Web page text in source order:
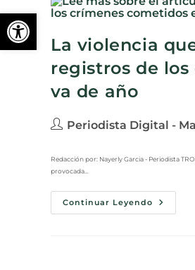
Abrir barra de
La violencia
registros de
va de año
Periodista Digital -
Redacción por: Nayerly Garcia - Periodista
provocada…
Continuar Leyendo